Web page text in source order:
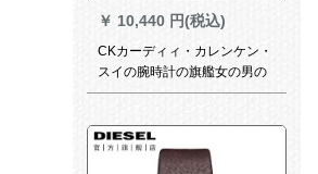
￥ 10,440 円(税込)
CKカーディィ・カレンケン・
スイの腕時計の旗艦女の男の
時計の中性時計の全世界の連